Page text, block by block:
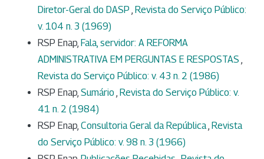
Diretor-Geral do DASP , Revista do Serviço Público:
v. 104 n. 3 (1969)
RSP Enap, Fala, servidor: A REFORMA
ADMINISTRATIVA EM PERGUNTAS E RESPOSTAS ,
Revista do Serviço Público: v. 43 n. 2 (1986)
RSP Enap, Sumário , Revista do Serviço Público: v.
41 n. 2 (1984)
RSP Enap, Consultoria Geral da República, Revista
do Serviço Público: v. 98 n. 3 (1966)